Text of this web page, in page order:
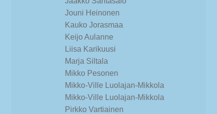
Jouni Heinonen
Kauko Jorasmaa
Keijo Aulanne
Liisa Karikuusi
Marja Siltala
Mikko Pesonen
Mikko-Ville Luolajan-Mikkola
Mikko-Ville Luolajan-Mikkola
Pirkko Vartiainen